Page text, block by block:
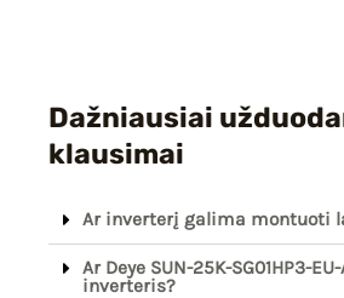
Dažniausiai
klausimai
Ar inverterį galima montuoti
Ar Deye SUN-25K-SG01HP3-
inverteris?